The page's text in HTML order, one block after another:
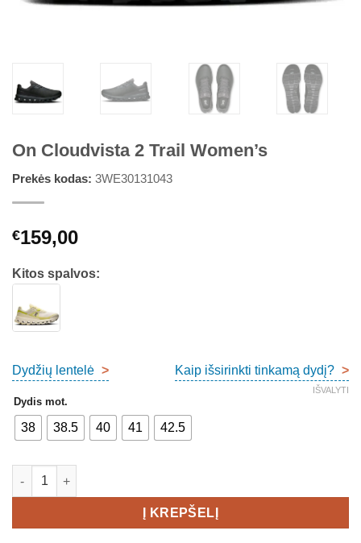
On Cloudvista 2 Trail Women’s
Prekės kodas: 3WE30131043
€159,00
Kitos spalvos:
Dydžių lentelė > Kaip išsirinkti tinkamą dydį? >
Dydis mot.
38 38.5 40 41 42.5
IŠVALYTI
produkto kiekis: On Cloudvista 2 Trail Women's
Į KREPŠELĮ